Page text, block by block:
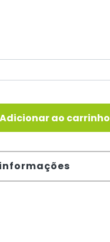
Adicionar ao carrinho